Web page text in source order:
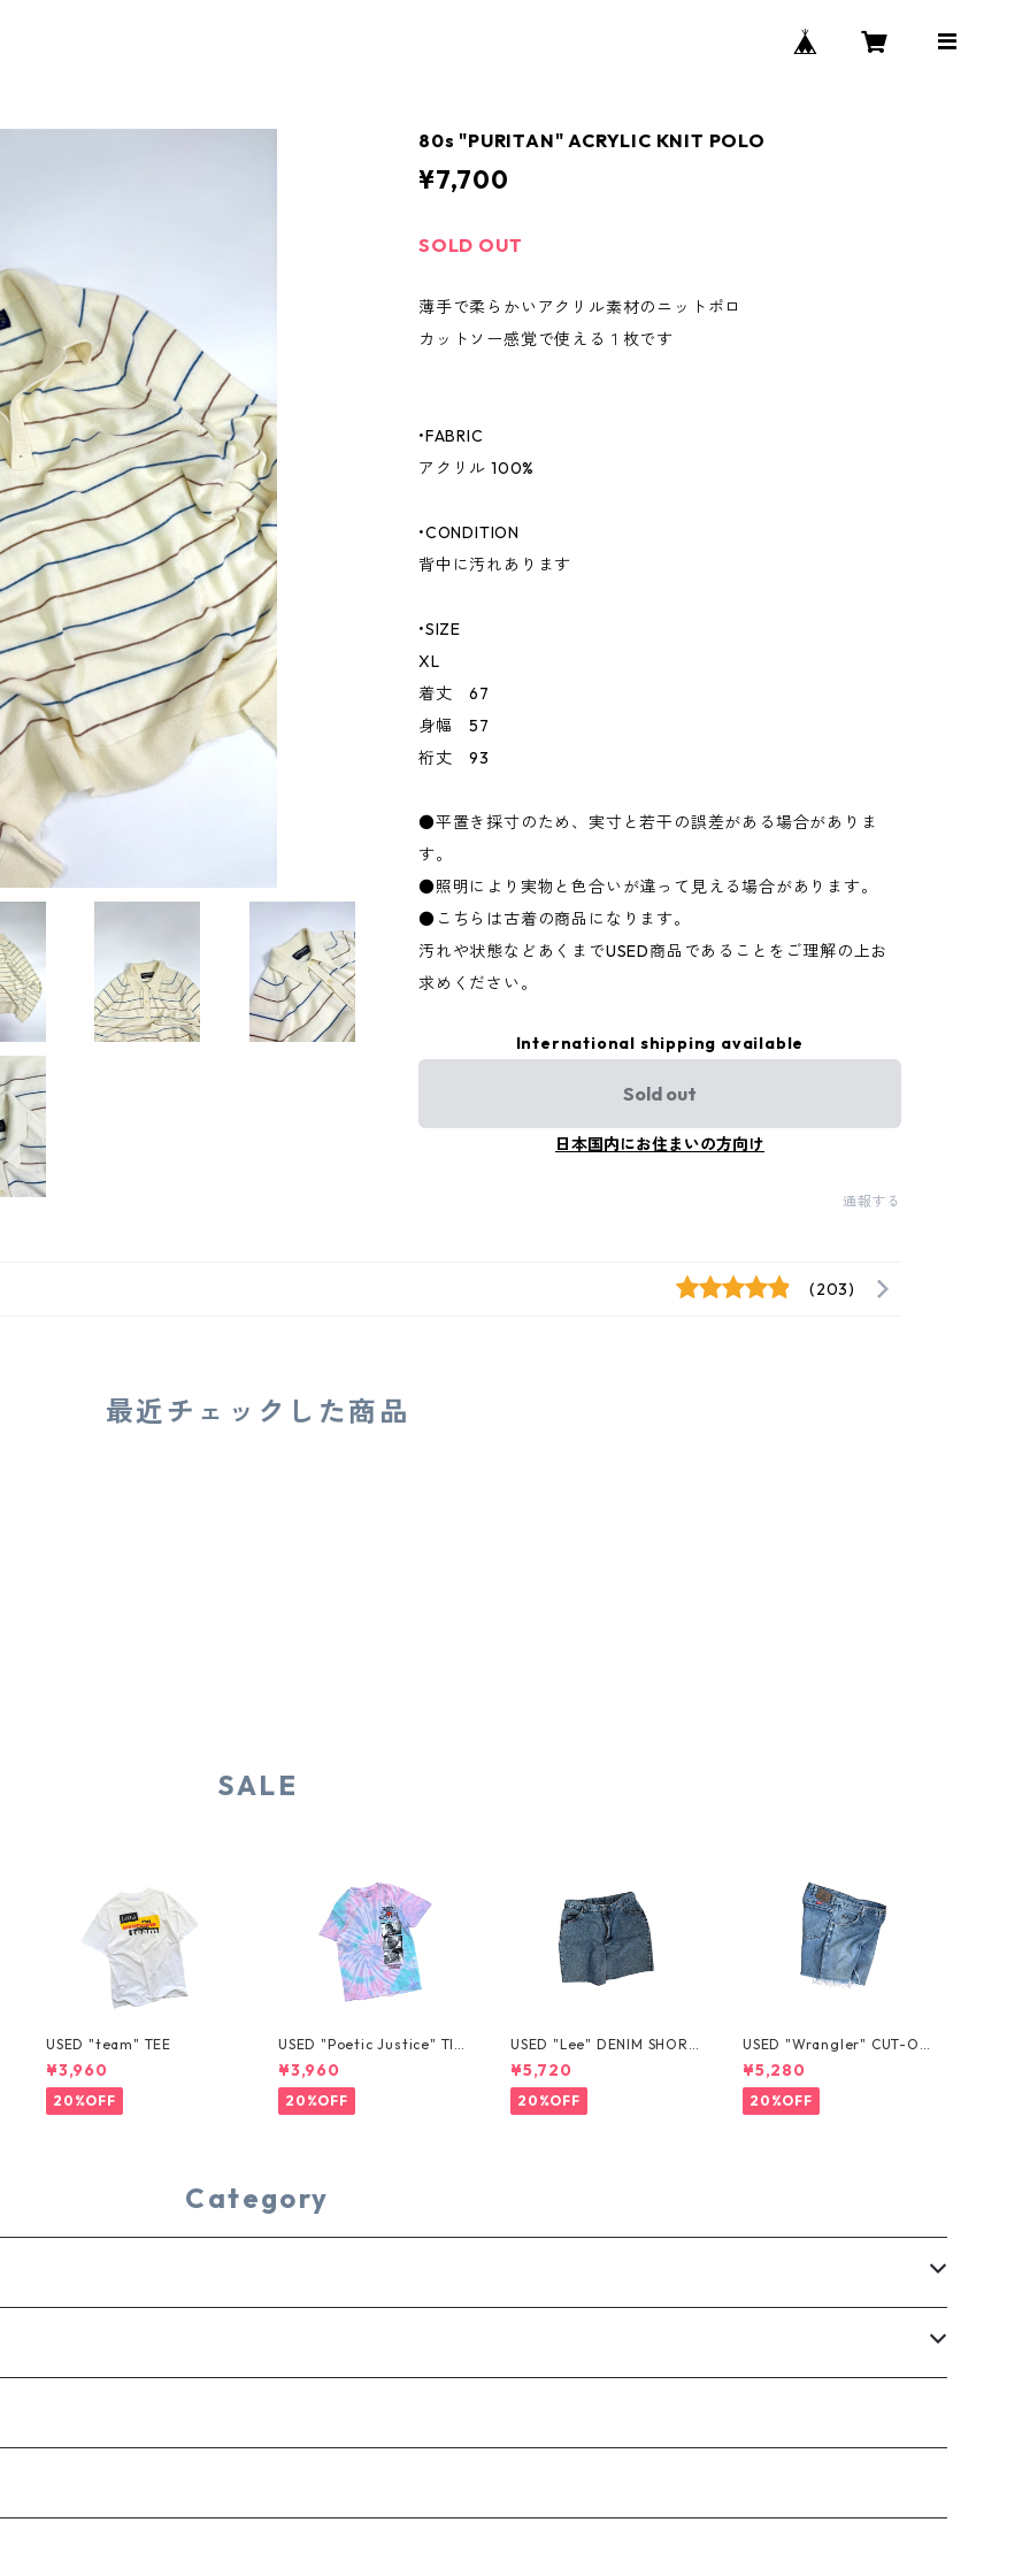
80s "PURITAN" ACRYLIC KNIT POLO
¥7,700
SOLD OUT
薄手で柔らかいアクリル素材のニットポロ
カットソー感覚で使える１枚です
•FABRIC
アクリル 100%
•CONDITION
背中に汚れあります
•SIZE
XL
着丈 67
身幅 57
裄丈 93
●平置き採寸のため、実寸と若干の誤差がある場合がありま
す。
●照明により実物と色合いが違って見える場合があります。
●こちらは古着の商品になります。
汚れや状態などあくまでUSED商品であることをご理解の上お
求めください。
International shipping available
Sold out
日本国内にお住まいの方向け
通報する
(203)
最近チェックした商品
SALE
USED "team" TEE
¥3,960
20%OFF
USED "Poetic Justice" TIE
-DYE TEE
¥3,960
20%OFF
USED "Lee" DENIM SHORT
S
¥5,720
20%OFF
USED "Wrangler" CUT-OF
F DENIM SHORTS
¥5,280
20%OFF
Category